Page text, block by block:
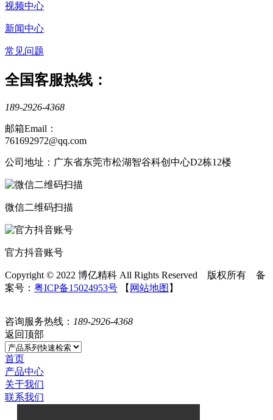
视频中心
新闻中心
常见问题
全国客服热线：
189-2926-4368
邮箱Email：
761692972@qq.com
公司地址：广东省东莞市松湖智谷科创中心D2栋12楼
微信二维码扫描
官方抖音账号
Copyright © 2022 博亿精科 All Rights Reserved 版权所有 备
案号： 粤ICP备15024953号 【 网站地图 】
咨询服务热线： 189-2926-4368
返回顶部
首页
产品中心
关于我们
联系我们